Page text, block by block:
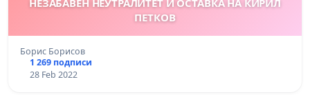
ПЕТКОВ
Борис Борисов
1 269 подписи
28 Feb 2022